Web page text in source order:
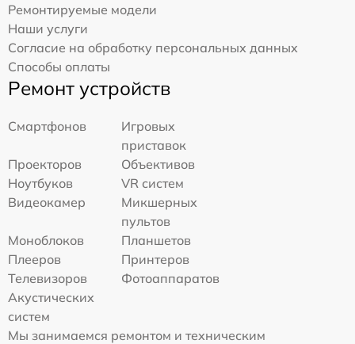
Ремонтируемые модели
Наши услуги
Согласие на обработку персональных данных
Способы оплаты
Ремонт устройств
Смартфонов
Игровых
приставок
Проекторов
Объективов
Ноутбуков
VR систем
Видеокамер
Микшерных
пультов
Моноблоков
Планшетов
Плееров
Принтеров
Телевизоров
Фотоаппаратов
Акустических
систем
Мы занимаемся ремонтом и техническим